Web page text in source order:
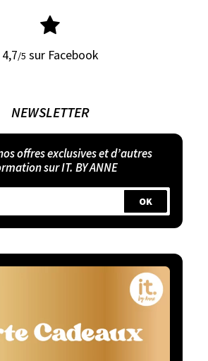
4,7/5 sur Facebook
NEWSLETTER
offres exclusives et d’autres
sur IT. BY ANNE